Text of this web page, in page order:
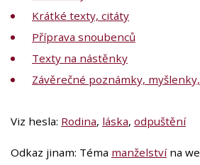
Krátké texty, citáty
Příprava snoubenců
Texty na nástěnky
Závěrečné poznámky,
Viz hesla: Rodina, láska, odpuštění
Odkaz jinam: Téma manželstvína